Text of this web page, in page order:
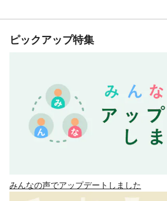
ピックアップ特集
みんなの声でアップデートしました